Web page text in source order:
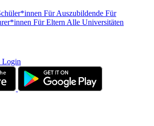
Für Auszubildende Für
Für Eltern Alle Universitäten
Login